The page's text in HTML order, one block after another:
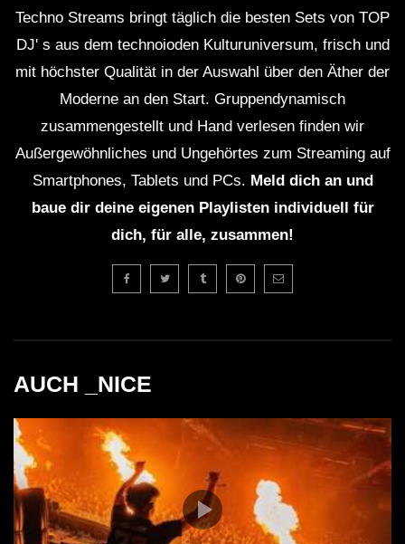
Techno Streams bringt täglich die besten Sets von TOP
DJ' s aus dem technoioden Kulturuniversum, frisch und
mit höchster Qualität in der Auswahl über den Äther der
Moderne an den Start. Gruppendynamisch
zusammengestellt und Hand verlesen finden wir
Außergewöhnliches und Ungehörtes zum Streaming auf
Smartphones, Tablets und PCs. Meld dich an und
baue dir deine eigenen Playlisten individuell für
dich, für alle, zusammen!
AUCH _NICE